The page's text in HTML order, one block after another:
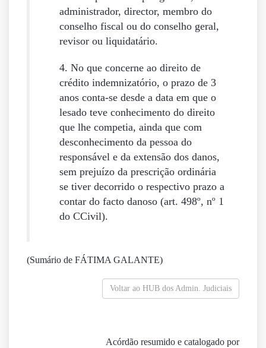
administrador, director, membro do
conselho fiscal ou do conselho geral,
revisor ou liquidatário.
4. No que concerne ao direito de
crédito indemnizatório, o prazo de 3
anos conta-se desde a data em que o
lesado teve conhecimento do direito
que lhe competia, ainda que com
desconhecimento da pessoa do
responsável e da extensão dos danos,
sem prejuízo da prescrição ordinária
se tiver decorrido o respectivo prazo a
contar do facto danoso (art. 498º, nº 1
do CCivil).
(Sumário de FÁTIMA GALANTE)
Voltar ao HUB dos Admin. Judiciais
Acórdão resumido e catalogado por